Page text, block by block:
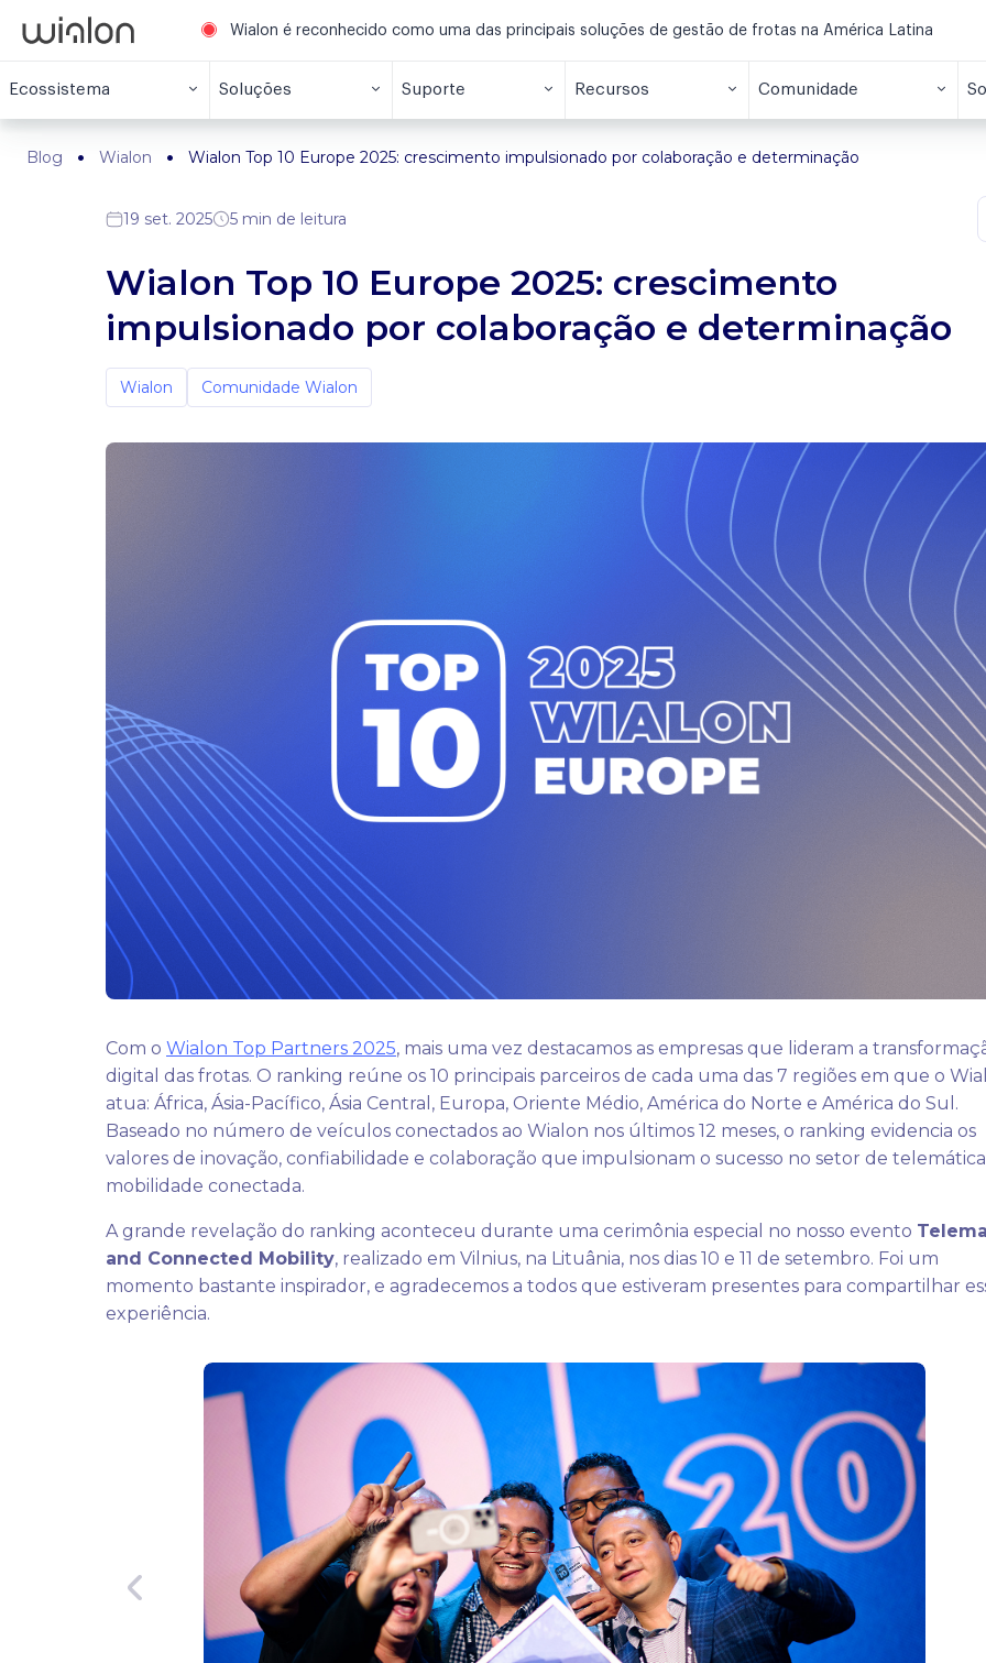
Wialon é reconhecido como uma das principais soluções de gestão de frotas na América Latina
Ecossistema Soluções Suporte Recursos Comunidade
Blog Wialon Wialon Top 10 Europe 2025: crescimento impulsionado por colaboração e determinação
19 set. 2025 5 min de leitura
Wialon Top 10 Europe 2025: crescimento
impulsionado por colaboração e determinação
Wialon Comunidade Wialon
Com o Wialon Top Partners 2025, mais uma vez destacamos as empresas que lideram a
digital das frotas. O ranking reúne os 10 principais parceiros de cada uma das 7 regiões em que o
atua: África, Ásia-Pacífico, Ásia Central, Europa, Oriente Médio, América do Norte e América do Sul.
Baseado no número de veículos conectados ao Wialon nos últimos 12 meses, o ranking evidencia os
valores de inovação, confiabilidade e colaboração que impulsionam o sucesso no setor de
mobilidade conectada.
A grande revelação do ranking aconteceu durante uma cerimônia especial no nosso evento
and Connected Mobility, realizado em Vilnius, na Lituânia, nos dias 10 e 11 de setembro. Foi um
momento bastante inspirador, e agradecemos a todos que estiveram presentes para compartilhar
experiência.